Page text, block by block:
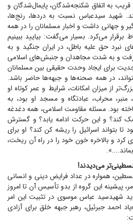
به اتفاق شکنجه‌شدگان، پایمال‌شدگان و
شهید سیدعباس نسبت به دردها، رنج‌ها،
و جهانی داشت و اخبار مسلمانان را در همه
برقرار می‌کرد. بسیار می‌گفت: بیایید ببینیم
نبرد حق علیه باطل، در ایران جنگید و به
رفت و به شدت مجاهدان و جنبش‌های اسلامی
برای ایجاد وحدت حقیقی بین مسلمانان
در همه صحنه‌ها و جبهه‌ها حاضر باشد.
از میزان امکانات، شرایط و عمر کوتاه او
محراب، عبادتگاه و مسجد او بود، به
بود. مسئله مقاومت اسلامی، همه دغدغه
کند؟ و این حرکت ادامه یابد؟ و گسترش
تا بتواند اسرائیل را ریشه کن کند؟ او برای
کرد و بالاخره خون خود را در راه آن ریخت،
می‌دیدند!
همواره در عداد فرایض دینی و انسانی
پیشینه این گروه از بدو تأسیس آن تا امروز
شهیدسید عباس موسوی در تثبیت این امر
احمد جبرئیل، رهبر جبهه خلق برای آزادی